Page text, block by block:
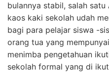
bulannya stabil, salah
kaos kaki sekolah udah
bagi para pelajar siswa -
orang tua yang
menimba pengetahuan
sekolah formal yang di